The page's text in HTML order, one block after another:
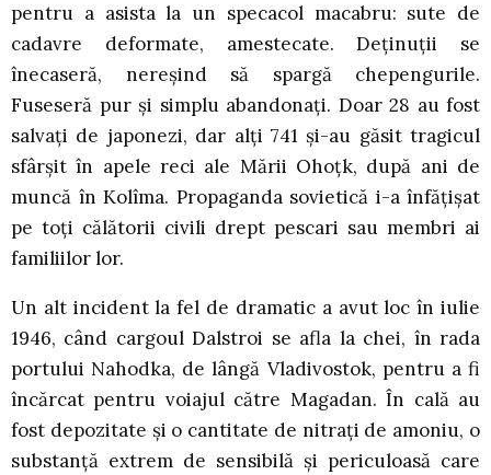
pentru a asista la un specacol macabru: sute de
cadavre deformate, amestecate. Deţinuţii se
înecaseră, nereşind să spargă chepengurile.
Fuseseră pur şi simplu abandonaţi. Doar 28 au fost
salvaţi de japonezi, dar alţi 741 şi-au găsit tragicul
sfârşit în apele reci ale Mării Ohoţk, după ani de
muncă în Kolîma. Propaganda sovietică i-a înfăţişat
pe toţi călătorii civili drept pescari sau membri ai
familiilor lor.
Un alt incident la fel de dramatic a avut loc în iulie
1946, când cargoul Dalstroi se afla la chei, în rada
portului Nahodka, de lângă Vladivostok, pentru a fi
încărcat pentru voiajul către Magadan. În cală au
fost depozitate şi o cantitate de nitraţi de amoniu, o
substanţă extrem de sensibilă şi periculoasă care